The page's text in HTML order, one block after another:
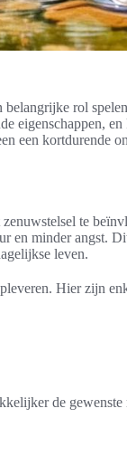
belangrijke rol
eigenschappen,
een kortdurende
te
en minder angst.
leven.
Hier zijn
de gewenste